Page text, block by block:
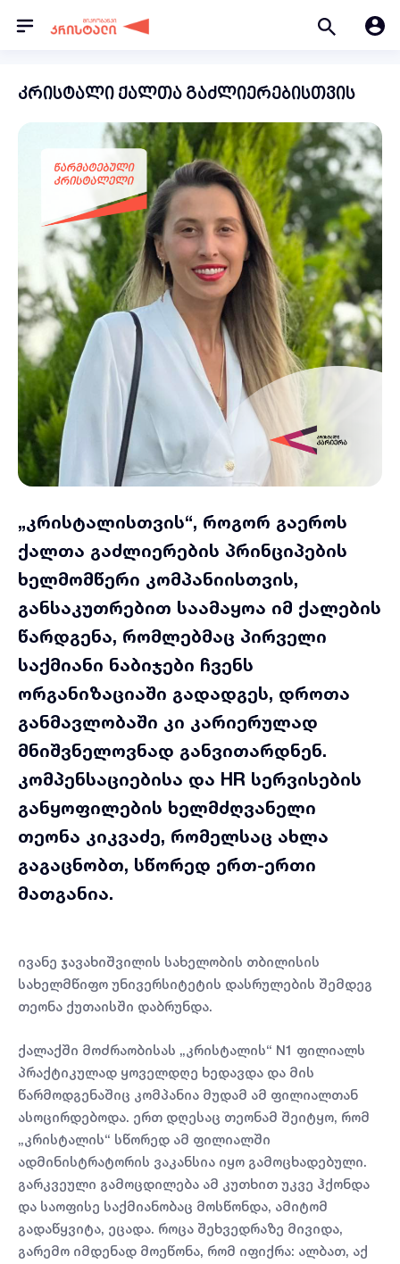
კრისტალი ქალთა გაძლიერებისთვის
„კრისტალისთვის“, როგორ გაეროს
ქალთა გაძლიერების პრინციპების
ხელმომწერი კომპანიისთვის,
განსაკუთრებით საამაყოა იმ ქალების
წარდგენა, რომლებმაც პირველი
საქმიანი ნაბიჯები ჩვენს
ორგანიზაციაში გადადგეს, დროთა
განმავლობაში კი კარიერულად
მნიშვნელოვნად განვითარდნენ.
კომპენსაციებისა და HR სერვისების
განყოფილების ხელმძღვანელი
თეონა კიკვაძე, რომელსაც ახლა
გაგაცნობთ, სწორედ ერთ-ერთი
მათგანია.
ივანე ჯავახიშვილის სახელობის თბილისის
სახელმწიფო უნივერსიტეტის დასრულების შემდეგ
თეონა ქუთაისში დაბრუნდა.
ქალაქში მოძრაობისას „კრისტალის“ N1 ფილიალს
პრაქტიკულად ყოველდღე ხედავდა და მის
წარმოდგენაშიც კომპანია მუდამ ამ ფილიალთან
ასოცირდებოდა. ერთ დღესაც თეონამ შეიტყო, რომ
„კრისტალის“ სწორედ ამ ფილიალში
ადმინისტრატორის ვაკანსია იყო გამოცხადებული.
გარკვეული გამოცდილება ამ კუთხით უკვე ჰქონდა
და საოფისე საქმიანობაც მოსწონდა, ამიტომ
გადაწყვიტა, ეცადა. როცა შეხვედრაზე მივიდა,
გარემო იმდენად მოეწონა, რომ იფიქრა: ალბათ, აქ